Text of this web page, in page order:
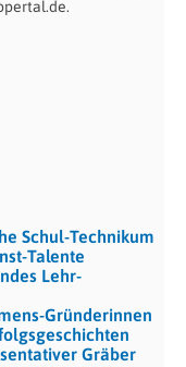
Schul-Technikum
Talente
Lehr-
Gründerinnen
Gräber